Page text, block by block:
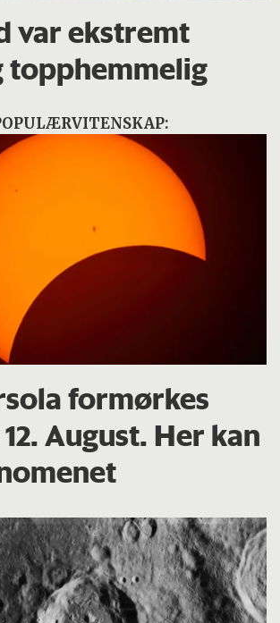
var ekstremt
topphemmelig
formørkes
August. Her kan